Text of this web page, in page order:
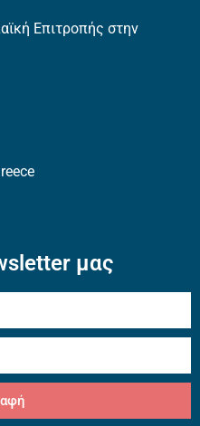
Επιτροπής στην
μας